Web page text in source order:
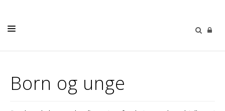
BORN OG UNGE
Born og unge